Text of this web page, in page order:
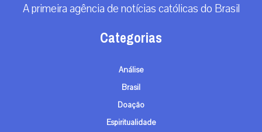
A primeira agência de notícias católicas do Brasil
Categorias
Análise
Brasil
Doação
Espiritualidade